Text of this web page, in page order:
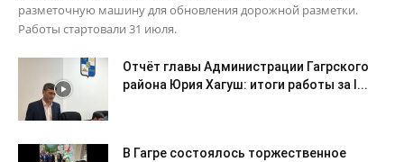
разметочную машину для обновления дорожной разметки.
Работы стартовали 31 июля.
Отчёт главы Администрации Гагрского
района Юрия Хагуш: итоги работы за I...
В Гагре состоялось торжественное